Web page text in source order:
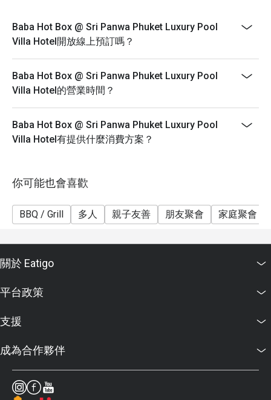
Baba Hot Box @ Sri Panwa Phuket Luxury Pool
Villa Hotel開放線上預訂嗎？
Baba Hot Box @ Sri Panwa Phuket Luxury Pool
Villa Hotel的營業時間？
Baba Hot Box @ Sri Panwa Phuket Luxury Pool
Villa Hotel有提供什麼消費方案？
你可能也會喜歡
BBQ / Grill 多人 親子友善 朋友聚會 家庭聚會
關於 Eatigo
平台政策
支援
成為合作夥伴